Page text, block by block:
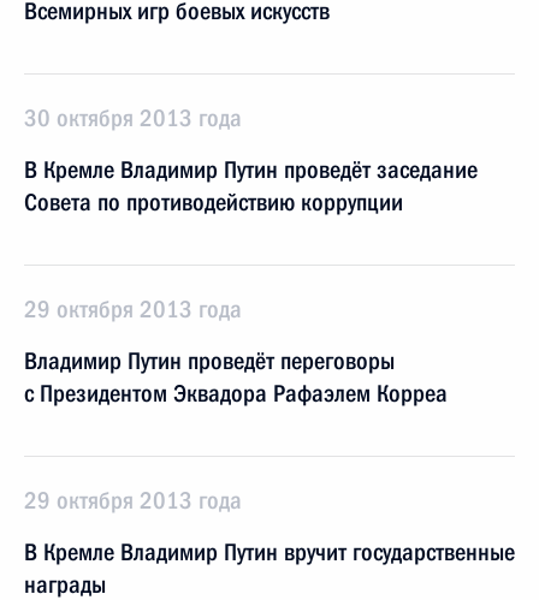
Всемирных игр боевых искусств
30 октября 2013 года
В Кремле Владимир Путин проведёт заседание
Совета по противодействию коррупции
29 октября 2013 года
Владимир Путин проведёт переговоры
с Президентом Эквадора Рафаэлем Корреа
29 октября 2013 года
В Кремле Владимир Путин вручит государственные
награды